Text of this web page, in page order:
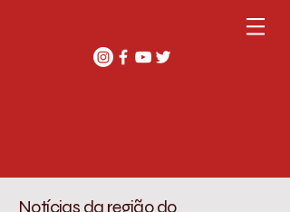
Notícias da região do